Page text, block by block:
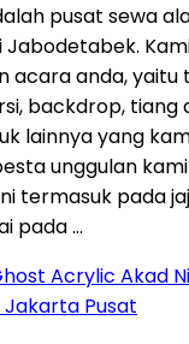
pusat sewa
acara anda, yaitu
backdrop, tiang
lainnya yang
unggulan
termasuk pada
pada …